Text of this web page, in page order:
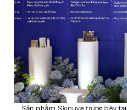
Sản phẩm Skinuva trưng bày